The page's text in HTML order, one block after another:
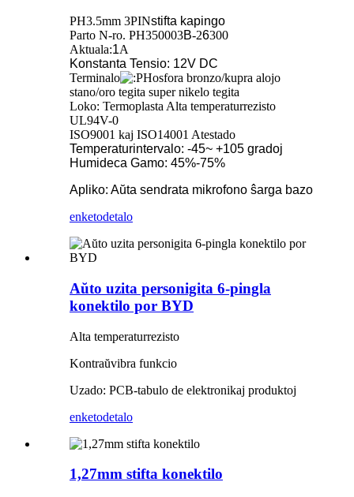
PH3.5mm 3PINstifta kapingo
Parto N-ro. PH350003B-26300
Aktuala:1A
Konstanta Tensio: 12V DC
Terminalo
Hosfora bronzo/kupra alojo
stano/oro tegita super nikelo tegita
Loko: Termoplasta Alta temperaturrezisto
UL94V-0
ISO9001 kaj ISO14001 Atestado
Temperaturintervalo: -45~ +105 gradoj
Humideca Gamo: 45%-75%
Apliko: Aŭta sendrata mikrofono ŝarga bazo
enketodetalo
Aŭto uzita personigita 6-pingla
konektilo por BYD
Alta temperaturrezisto
Kontraŭvibra funkcio
Uzado: PCB-tabulo de elektronikaj produktoj
enketodetalo
1,27mm stifta konektilo